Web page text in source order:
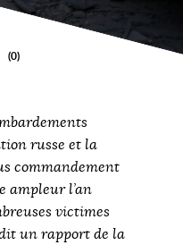
(0)
russe et la
commandement
ampleur l’an
victimes
un rapport de la